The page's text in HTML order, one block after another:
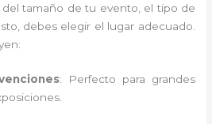
tamaño de tu evento, el tipo de
debes elegir el lugar adecuado.
: Perfecto para grandes